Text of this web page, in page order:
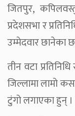
जितपुर,
प्रदेशसभा र
उम्मेदवार छानेका
तीन वटा
जिल्लामा लामो
टुंगो लगाएका हुन् ।